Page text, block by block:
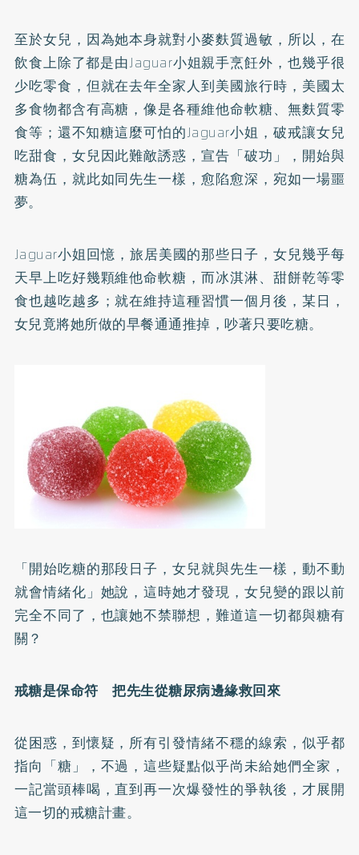
至於女兒，因為她本身就對小麥麩質過敏，所以，在
飲食上除了都是由Jaguar小姐親手烹飪外，也幾乎很
少吃零食，但就在去年全家人到美國旅行時，美國太
多食物都含有高糖，像是各種維他命軟糖、無麩質零
食等；還不知糖這麼可怕的Jaguar小姐，破戒讓女兒
吃甜食，女兒因此難敵誘惑，宣告「破功」，開始與
糖為伍，就此如同先生一樣，愈陷愈深，宛如一場噩
夢。
Jaguar小姐回憶，旅居美國的那些日子，女兒幾乎每
天早上吃好幾顆維他命軟糖，而冰淇淋、甜餅乾等零
食也越吃越多；就在維持這種習慣一個月後，某日，
女兒竟將她所做的早餐通通推掉，吵著只要吃糖。
「開始吃糖的那段日子，女兒就與先生一樣，動不動
就會情緒化」她說，這時她才發現，女兒變的跟以前
完全不同了，也讓她不禁聯想，難道這一切都與糖有
關？
戒糖是保命符 把先生從糖尿病邊緣救回來
從困惑，到懷疑，所有引發情緒不穩的線索，似乎都
指向「糖」，不過，這些疑點似乎尚未給她們全家，
一記當頭棒喝，直到再一次爆發性的爭執後，才展開
這一切的戒糖計畫。